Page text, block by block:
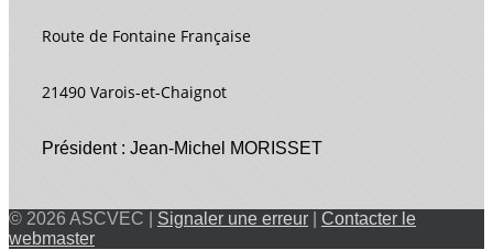
Route de Fontaine Française
21490 Varois-et-Chaignot
Président : Jean-Michel MORISSET
© 2026 ASCVEC | Signaler une erreur
Contacter le
webmaster